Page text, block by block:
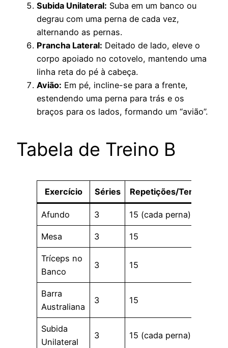
Subida Unilateral: Suba em um banco ou
degrau com uma perna de cada vez,
alternando as pernas.
Prancha Lateral: Deitado de lado, eleve o
corpo apoiado no cotovelo, mantendo uma
linha reta do pé à cabeça.
Avião: Em pé, incline-se para a frente,
estendendo uma perna para trás e os
braços para os lados, formando um “avião”.
Tabela de Treino B
Exercício Séries Repetições/Tempo
Afundo 3 15 (cada perna)
Mesa 3 15
Tríceps no
Banco
3 15
Barra
Australiana
3 15
Subida
Unilateral
3 15 (cada perna)